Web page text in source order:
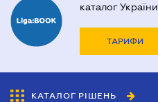
каталог України
ТАРИФИ
КАТАЛОГ РІШЕНЬ